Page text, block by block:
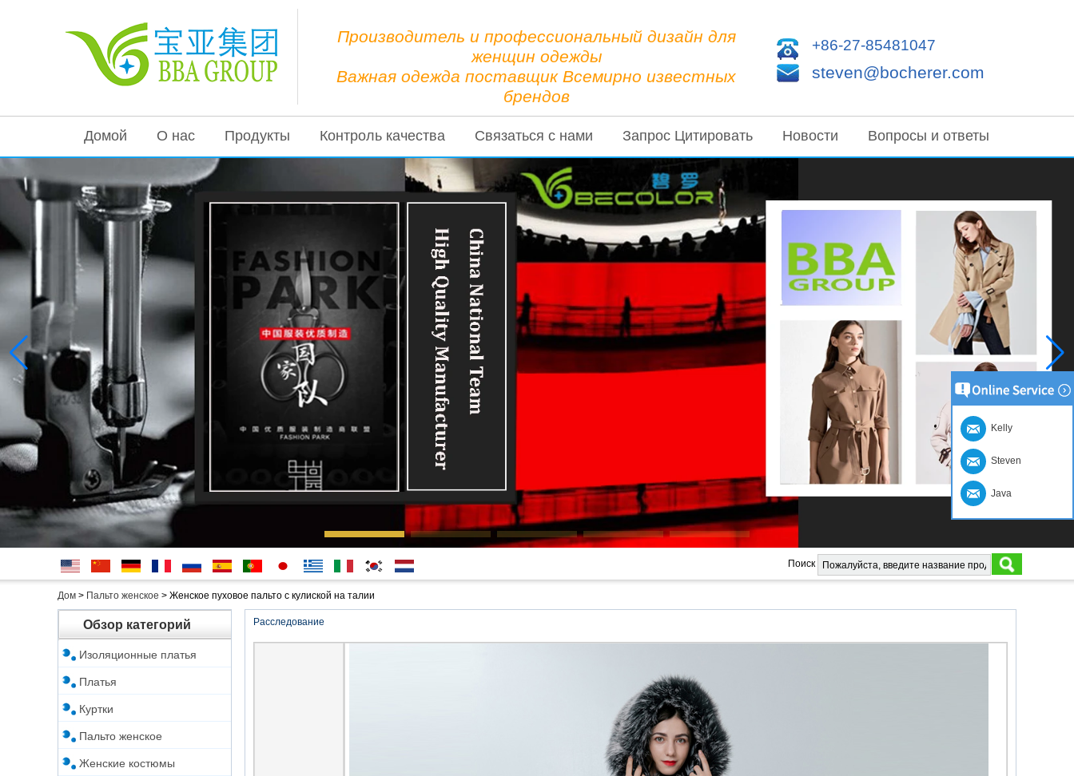
Производитель и профессиональный дизайн для
женщин одежды
Важная одежда поставщик Всемирно известных
брендов
+86-27-85481047
steven@bocherer.com
Домой О нас Продукты Контроль качества Связаться с нами Запрос Цитировать Новости Вопросы и ответы
文
語
어
Поиск
Дом > Пальто женское > Женское пуховое пальто с кулиской на талии
Обзор категорий
Изоляционные платья
Платья
Куртки
Пальто женское
Женские костюмы
Расследование
Kelly
Steven
Java